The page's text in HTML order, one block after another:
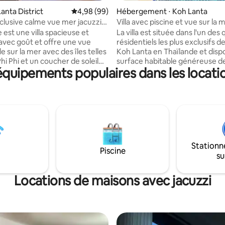
District Évaluation moyenne sur la base de 99
4,98 (99)
calme vue mer jacuzzi
est une villa spacieuse et
goût et offre une vue
sur la mer avec des îles telles
Phi et un coucher de soleil
Dans un endroit très calme,
5 minutes de la grande
est d'env. 100 m² +
Une PISCINE avec
contre-courant peut être
la maison derrière.
Hébergement ⋅ Koh Lanta
Villa avec piscine et vue sur la
280 m² avec 4 chambres
La villa est située dans l'un des
résidentiels les plus exclusifs
Koh Lanta en Thaïlande et
surface habitable généreuse
avec un grand terrain privé. Le
se trouve sur une colline au-
terrasse de la piscine, il y a 6
longues, douche extérieure,
manger et vue imprenable sur
populaires dans les
Piscine
Locations de maisons avec jacuzzi